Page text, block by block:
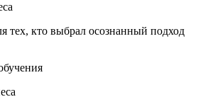
тех, кто выбрал осознанный подход